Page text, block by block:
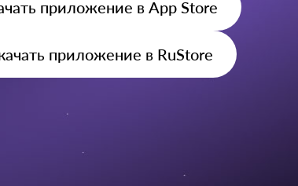
приложение в App Store
приложение в RuStore